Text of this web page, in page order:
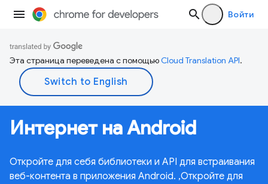
Войти
Эта страница переведена с помощьюCloud Translation API.
Интернет на Android
Откройте для себя библиотеки и API для встраивания
веб-контента в приложения Android. ,Откройте для